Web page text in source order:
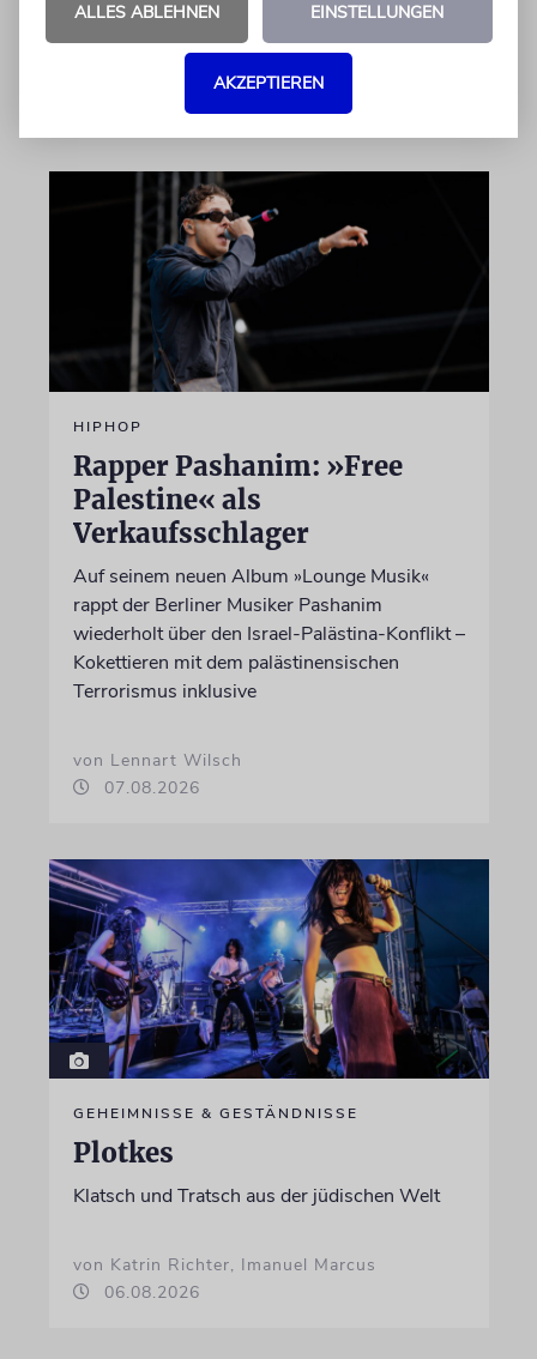
Laudator
HIPHOP
Rapper Pashanim: »Free
Palestine« als
Verkaufsschlager
Auf seinem neuen Album »Lounge Musik«
rappt der Berliner Musiker Pashanim
wiederholt über den Israel-Palästina-Konflikt –
Kokettieren mit dem palästinensischen
Terrorismus inklusive
von Lennart Wilsch
07.08.2026
GEHEIMNISSE & GESTÄNDNISSE
Plotkes
Klatsch und Tratsch aus der jüdischen Welt
von Katrin Richter, Imanuel Marcus
06.08.2026
ALLES ABLEHNEN EINSTELLUNGEN
AKZEPTIEREN